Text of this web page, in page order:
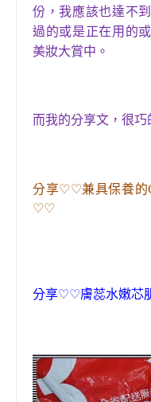
份 ，我應該也達不到
過的或是正在用的
美妝大賞中。
而我的分享文 ， 很巧
分享♡♡兼具保養的
♡♡
分享♡♡膚蕊水嫩芯